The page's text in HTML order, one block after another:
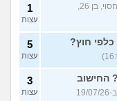
(חסוי, בן 26,
1
עצות
חוץ? 5
עצות
החישוב
(ירין, בת 19, כתבה ב-19/07/26
3
עצות